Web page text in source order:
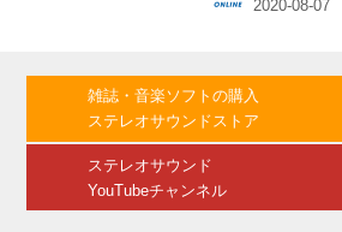
ずつセル生産され
DELTA MONO ￥
テレオパワーアンプ
雑誌・音楽ソフトの購入
ステレオサウンドストア
ステレオサウンド
YouTubeチャンネル